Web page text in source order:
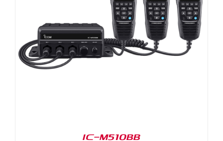
IC-M510BB